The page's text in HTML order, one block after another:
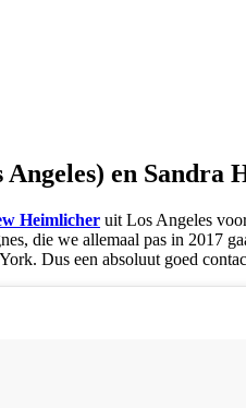
en
Heimlicher uit Los Angeles
, die we allemaal pas in 2017
Dus een absoluut goed